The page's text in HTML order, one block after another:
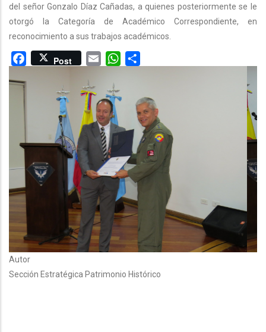
del señor Gonzalo Díaz Cañadas, a quienes posteriormente se le
otorgó la Categoría de Académico Correspondiente, en
reconocimiento a sus trabajos académicos.
Facebook
Post Email WhatsApp
Autor
Sección Estratégica Patrimonio Histórico